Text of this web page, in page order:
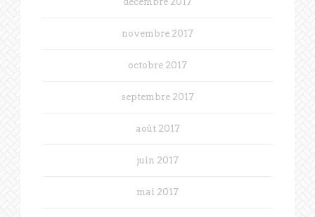
novembre 2017
octobre 2017
septembre 2017
août 2017
juin 2017
mai 2017